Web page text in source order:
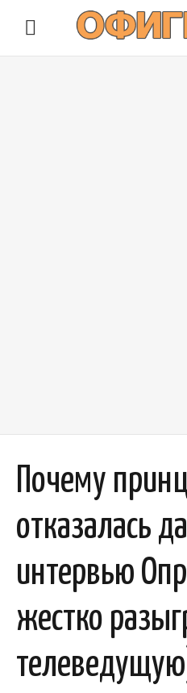
Почему
отказалась
интервью
жестко